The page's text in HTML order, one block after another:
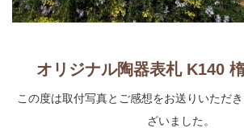
オリジナル陶器表札 K140
この度は取付写真とご感想をお送りいただ
ざいました。